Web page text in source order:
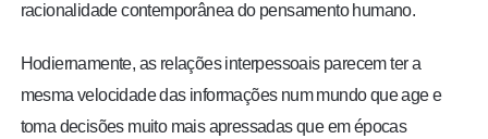
TV LPB
racionalidade contemporânea do pensamento humano.
Hodiernamente, as relações interpessoais parecem ter a
mesma velocidade das informações num mundo que age e
toma decisões muito mais apressadas que em épocas